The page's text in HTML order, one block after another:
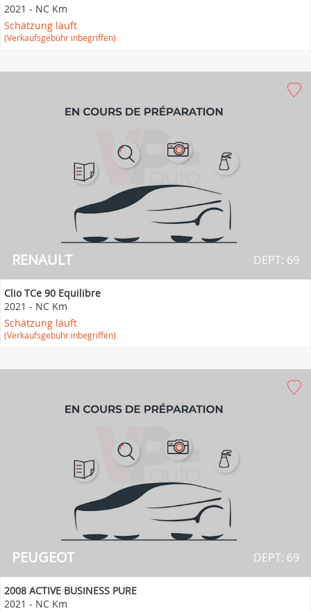
2021 - NC Km
Schätzung läuft
(Verkaufsgebühr inbegriffen)
RENAULT DEPT: 69
Clio TCe 90 Equilibre
2021 - NC Km
Schätzung läuft
(Verkaufsgebühr inbegriffen)
PEUGEOT DEPT: 69
2008 ACTIVE BUSINESS PURE
2021 - NC Km